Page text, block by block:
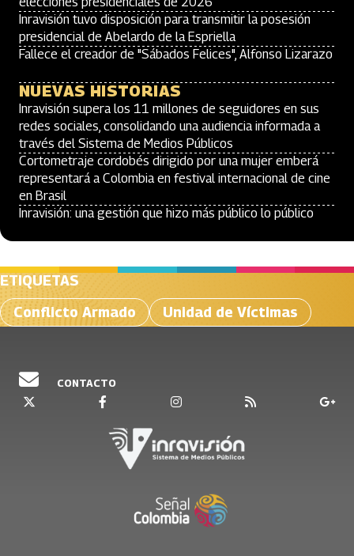
Inravisión tuvo disposición para transmitir la posesión
presidencial de Abelardo de la Espriella
Fallece el creador de "Sábados Felices", Alfonso Lizarazo
NUEVAS HISTORIAS
Inravisión supera los 11 millones de seguidores en sus
redes sociales, consolidando una audiencia informada a
través del Sistema de Medios Públicos
Cortometraje cordobés dirigido por una mujer emberá
representará a Colombia en festival internacional de cine
en Brasil
Inravisión: una gestión que hizo más público lo público
ETIQUETAS
Conflicto Armado
Unidad de Víctimas
CONTACTO